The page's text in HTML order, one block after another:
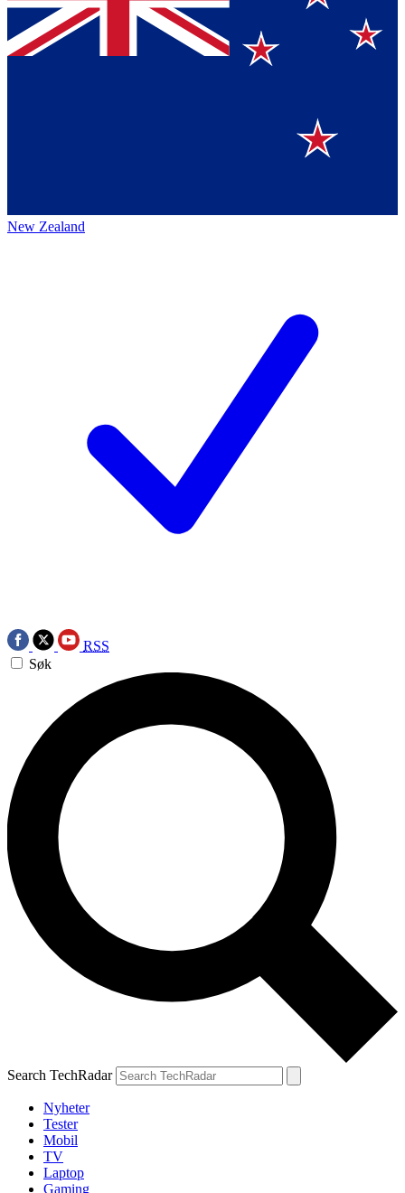
New Zealand
RSS
Søk
Search TechRadar
Nyheter
Tester
Mobil
TV
Laptop
Gaming